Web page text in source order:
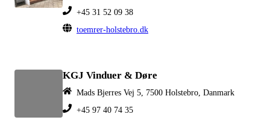
+45 31 52 09 38
toemrer-holstebro.dk
KGJ Vinduer & Døre
Mads Bjerres Vej 5, 7500 Holstebro, Danmark
+45 97 40 74 35